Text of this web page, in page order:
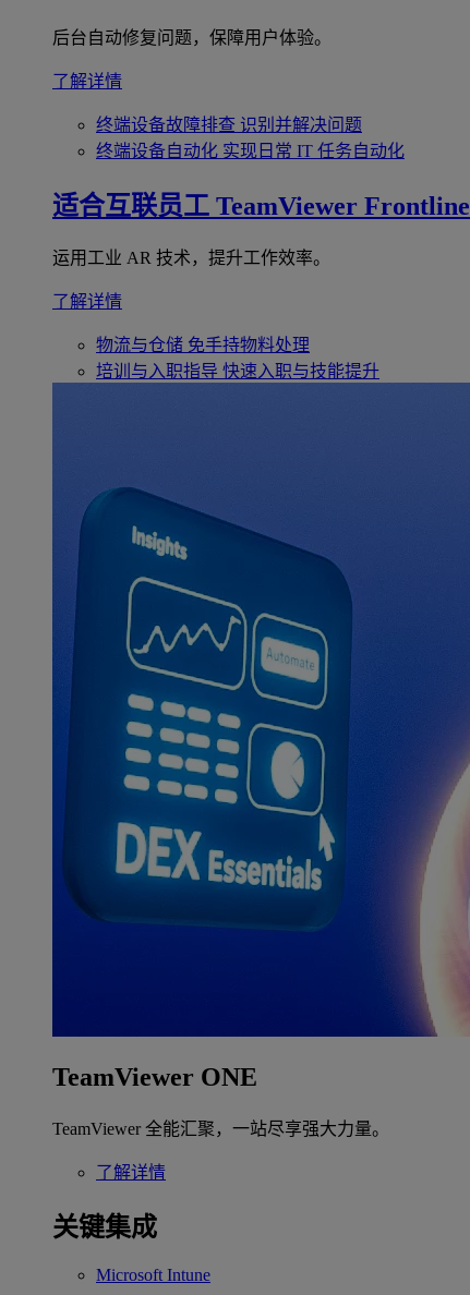
后台自动修复问题，保障用户体验。
了解详情
终端设备故障排查 识别并解决问题
终端设备自动化 实现日常 IT 任务自动化
适合互联员工 TeamViewer Frontline
运用工业 AR 技术，提升工作效率。
了解详情
物流与仓储 免手持物料处理
培训与入职指导 快速入职与技能提升
TeamViewer ONE
TeamViewer 全能汇聚，一站尽享强大力量。
了解详情
关键集成
Microsoft Intune